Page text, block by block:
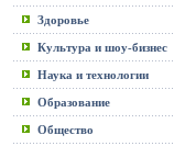
Здоровье
Культура и шоу-бизнес
Наука и технологии
Образование
Общество